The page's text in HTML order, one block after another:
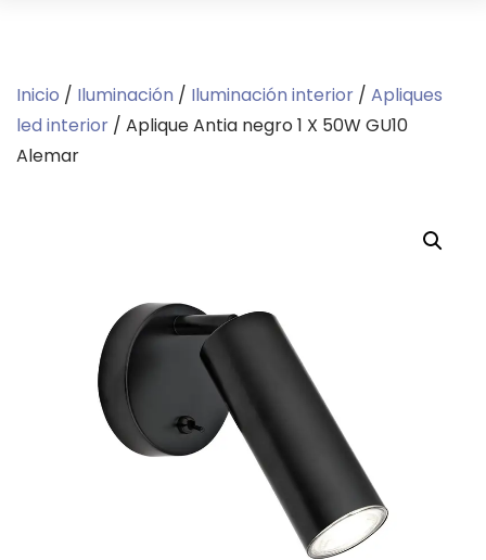
Inicio / Iluminación / Iluminación interior / Apliques
led interior / Aplique Antia negro 1 X 50W GU10
Alemar